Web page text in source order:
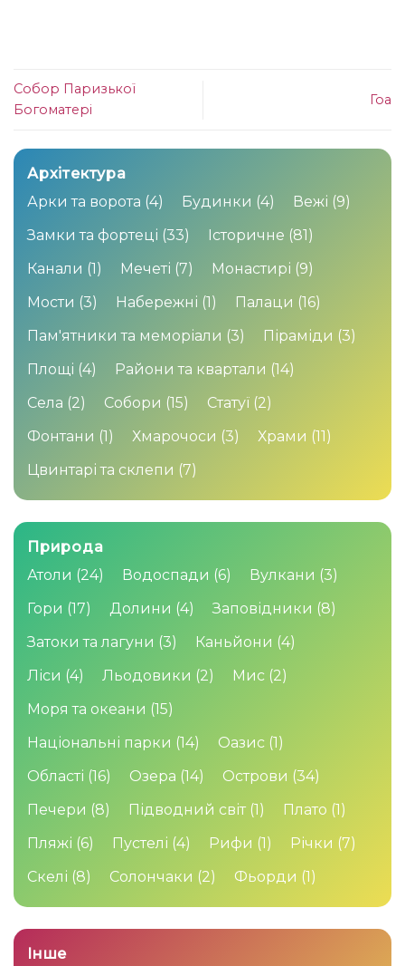
Собор Паризької
Богоматері
Гоа
Архітектура
Арки та ворота (4) Будинки (4) Вежі (9)
Замки та фортеці (33) Історичне (81)
Канали (1) Мечеті (7) Монастирі (9)
Мости (3) Набережні (1) Палаци (16)
Пам'ятники та меморіали (3) Піраміди (3)
Площі (4) Райони та квартали (14)
Села (2) Собори (15) Статуї (2)
Фонтани (1) Хмарочоси (3) Храми (11)
Цвинтарі та склепи (7)
Природа
Атоли (24) Водоспади (6) Вулкани (3)
Гори (17) Долини (4) Заповідники (8)
Затоки та лагуни (3) Каньйони (4)
Ліси (4) Льодовики (2) Мис (2)
Моря та океани (15)
Національні парки (14) Оазис (1)
Області (16) Озера (14) Острови (34)
Печери (8) Підводний світ (1) Плато (1)
Пляжі (6) Пустелі (4) Рифи (1) Річки (7)
Скелі (8) Солончаки (2) Фьорди (1)
Інше